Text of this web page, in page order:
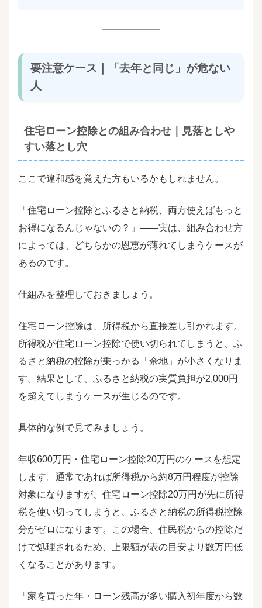
要注意ケース｜「去年と同じ」が危ない
人
住宅ローン控除との組み合わせ｜見落としや
すい落とし穴
ここで違和感を覚えた方もいるかもしれません。
「住宅ローン控除とふるさと納税、両方使えばもっと
お得になるんじゃないの？」――実は、組み合わせ方
によっては、どちらかの恩恵が薄れてしまうケースが
あるのです。
仕組みを整理しておきましょう。
住宅ローン控除は、所得税から直接差し引かれます。
所得税が住宅ローン控除で使い切られてしまうと、ふ
るさと納税の控除が乗っかる「余地」が小さくなりま
す。結果として、ふるさと納税の実質負担が2,000円
を超えてしまうケースが生じるのです。
具体的な例で見てみましょう。
年収600万円・住宅ローン控除20万円のケースを想定
します。通常であれば所得税から約8万円程度が控除
対象になりますが、住宅ローン控除20万円が先に所得
税を使い切ってしまうと、ふるさと納税の所得税控除
分がゼロになります。この場合、住民税からの控除だ
けで処理されるため、上限額が表の目安より数万円低
くなることがあります。
「家を買った年・ローン残高が多い購入初年度から数